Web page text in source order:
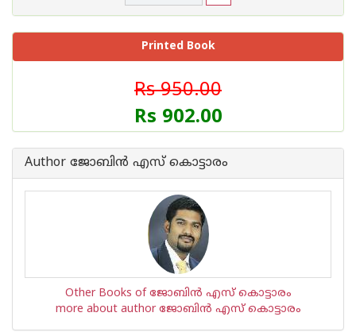
Printed Book
Rs 950.00
Rs 902.00
Author ജോബിന്‍ എസ് കൊട്ടാരം
Other Books of ജോബിന്‍ എസ് കൊട്ടാരം
more about author ജോബിന്‍ എസ് കൊട്ടാരം